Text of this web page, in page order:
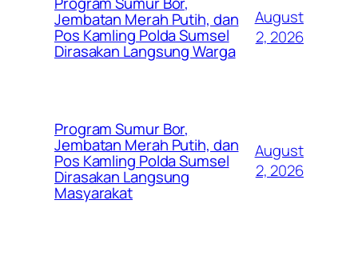
Jembatan Merah Putih, dan
Pos Kamling Polda Sumsel
Dirasakan Langsung Warga
August
2, 2026
Program Sumur Bor,
Jembatan Merah Putih, dan
Pos Kamling Polda Sumsel
Dirasakan Langsung
Masyarakat
August
2, 2026